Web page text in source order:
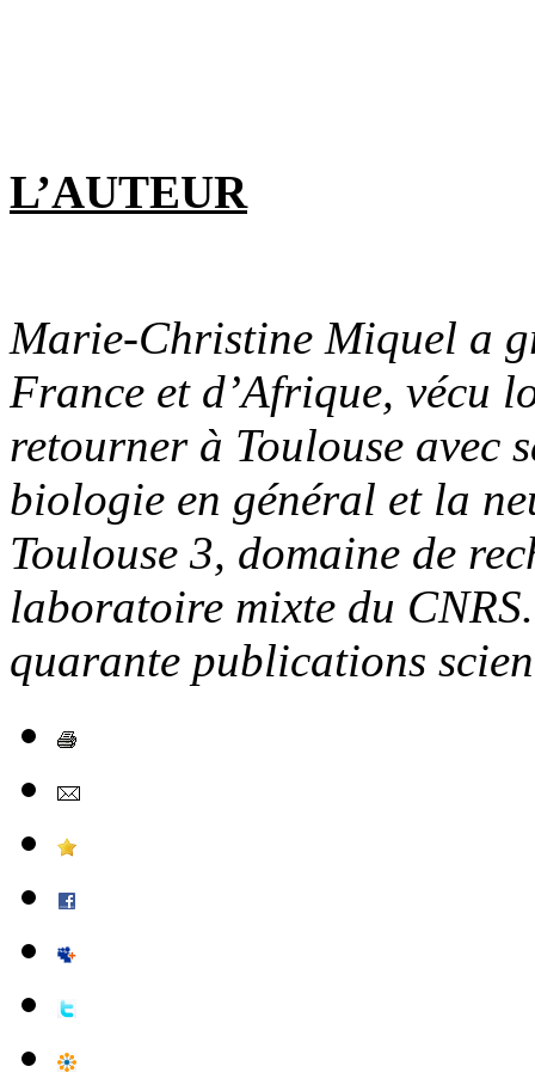
L’AUTEUR
Marie-Christine Miquel a
France et d’Afrique, vécu
retourner à Toulouse avec
biologie en général et la
Toulouse 3, domaine de
laboratoire mixte du
quarante publications